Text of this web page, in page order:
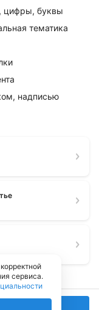
цифры, буквы
тематика
надписью
сервиса.